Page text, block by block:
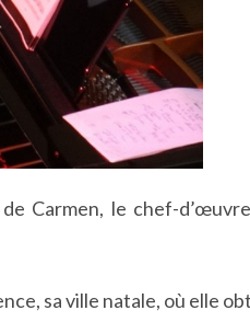
Carmen, le chef-
sa ville natale, où elle